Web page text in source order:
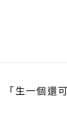
生一個還